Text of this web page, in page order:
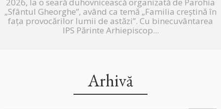
2026, la o seară duhovnicească organizată de Parohia
„Sfântul Gheorghe”, având ca temă „Familia creștină în
fața provocărilor lumii de astăzi”. Cu binecuvântarea
IPS Părinte Arhiepiscop...
Arhivă